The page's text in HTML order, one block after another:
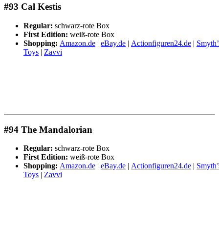
#93 Cal Kestis
Regular: schwarz-rote Box
First Edition: weiß-rote Box
Shopping: Amazon.de | eBay.de | Actionfiguren24.de |
Toys | Zavvi
#94 The Mandalorian
Regular: schwarz-rote Box
First Edition: weiß-rote Box
Shopping: Amazon.de eBay.de Actionfiguren24.de
Toys
Zavvi